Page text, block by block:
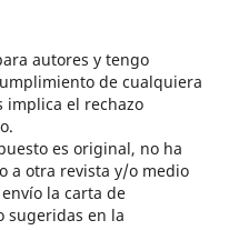
autores y tengo
de cualquiera
implica el rechazo
es original, no ha
a otra revista y/o medio
la carta de
sugeridas en la